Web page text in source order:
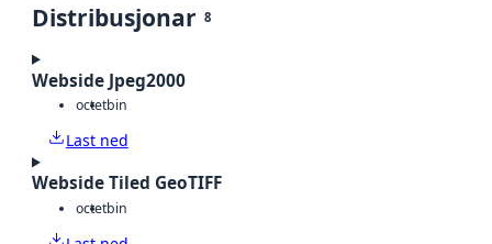
Distribusjonar 8
Webside Jpeg2000
octetbin
Last ned
Webside Tiled GeoTIFF
octetbin